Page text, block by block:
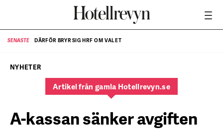
SENASTE DÄRFÖR BRYR SIG HRF OM VALET
NYHETER
Artikel från gamla Hotellrevyn.se
A-kassan sänker avgiften